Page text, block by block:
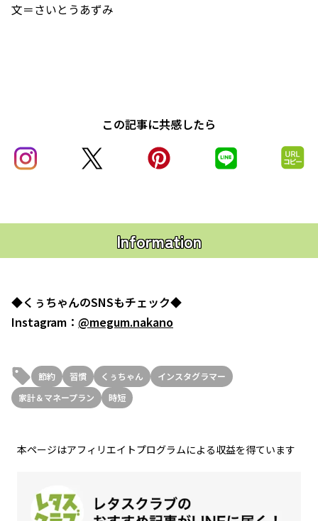
文＝さいとうあずみ
この記事に共感したら
Information
◆くぅちゃんのSNSもチェック◆
Instagram： @megum.nakano
節約 習慣 くぅちゃん
インスタグラマー
家計＆マネープラン
時短
本ページはアフィリエイトプログラムによる収益を得ています